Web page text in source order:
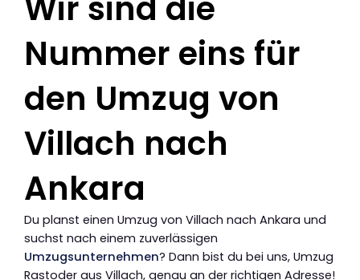
Nummer eins für
den Umzug von
Villach nach
Ankara
Du planst einen Umzug von Villach nach Ankara und
suchst nach einem zuverlässigen
Umzugsunternehmen? Dann bist du bei uns, Umzug
Rastoder aus Villach, genau an der richtigen Adresse!